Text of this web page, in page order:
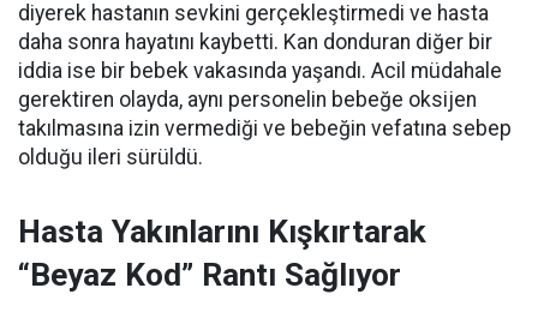
diyerek hastanın sevkini gerçekleştirmedi ve hasta
daha sonra hayatını kaybetti. Kan donduran diğer bir
iddia ise bir bebek vakasında yaşandı. Acil müdahale
gerektiren olayda, aynı personelin bebeğe oksijen
takılmasına izin vermediği ve bebeğin vefatına sebep
olduğu ileri sürüldü.
Hasta Yakınlarını Kışkırtarak
“Beyaz Kod” Rantı Sağlıyor